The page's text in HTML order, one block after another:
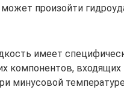
произойти
имеет
компонентов,
минусовой